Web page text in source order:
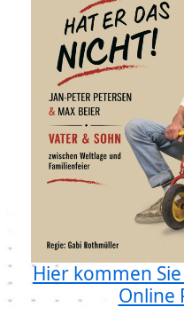
Hier kommen
Online